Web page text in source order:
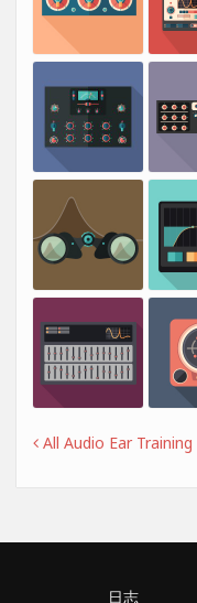
All Audio Ear Training
日志